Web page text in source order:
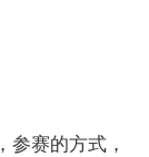
赛的方式，